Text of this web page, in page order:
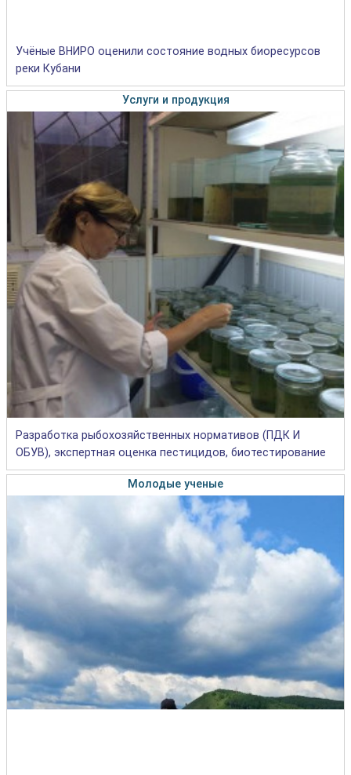
Учёные ВНИРО оценили состояние водных биоресурсов
реки Кубани
Услуги и продукция
Разработка рыбохозяйственных нормативов (ПДК И
ОБУВ), экспертная оценка пестицидов, биотестирование
Молодые ученые